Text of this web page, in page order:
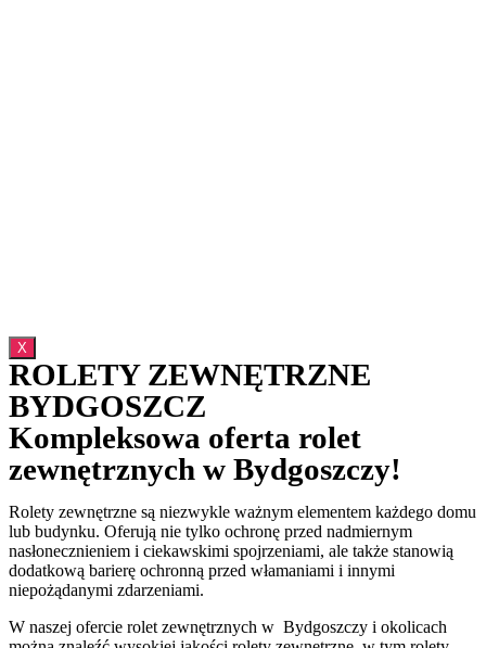
X
ROLETY ZEWNĘTRZNE
BYDGOSZCZ
Kompleksowa oferta rolet
zewnętrznych w Bydgoszczy!
Rolety zewnętrzne są niezwykle ważnym elementem każdego domu
lub budynku. Oferują nie tylko ochronę przed nadmiernym
nasłonecznieniem i ciekawskimi spojrzeniami, ale także stanowią
dodatkową barierę ochronną przed włamaniami i innymi
niepożądanymi zdarzeniami.
W naszej ofercie rolet zewnętrznych w Bydgoszczy i okolicach